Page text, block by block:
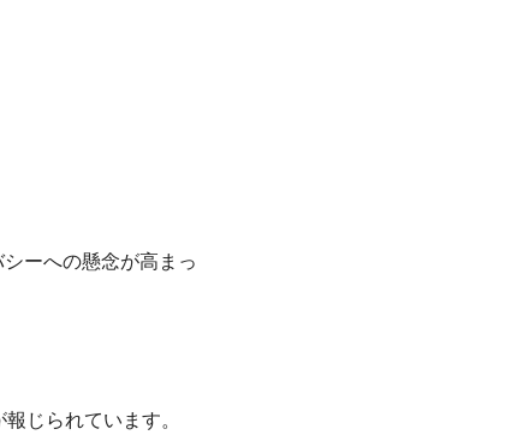
ーへの懸念が高まっ
じられています。